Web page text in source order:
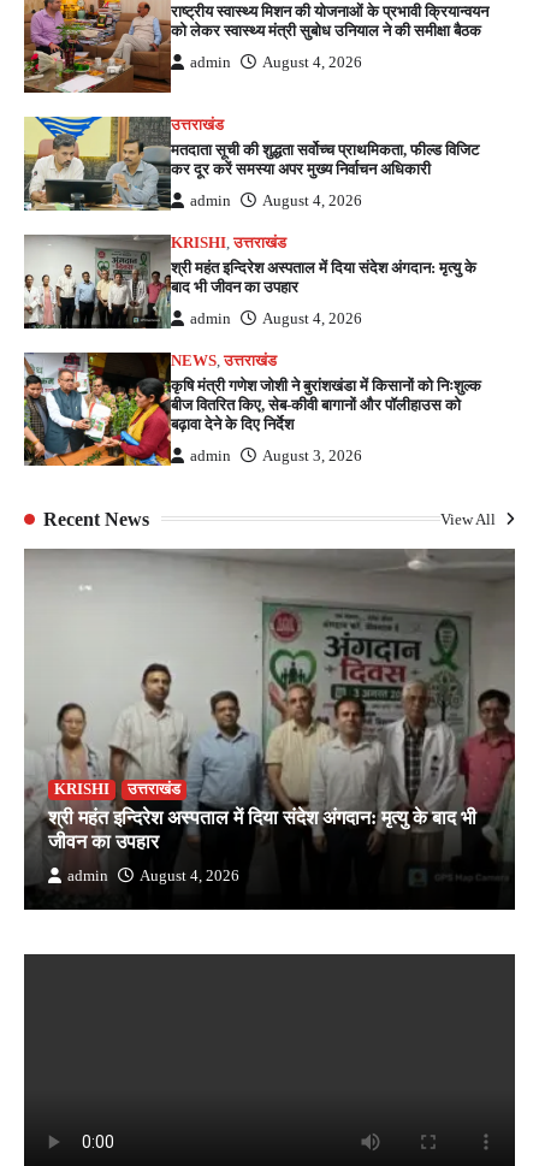
राष्ट्रीय स्वास्थ्य मिशन की योजनाओं के प्रभावी क्रियान्वयन
को लेकर स्वास्थ्य मंत्री सुबोध उनियाल ने की समीक्षा बैठक
admin August 4, 2026
उत्तराखंड
मतदाता सूची की शुद्धता सर्वोच्च प्राथमिकता, फील्ड विजिट
कर दूर करें समस्या अपर मुख्य निर्वाचन अधिकारी
admin August 4, 2026
KRISHI,उत्तराखंड
श्री महंत इन्दिरेश अस्पताल में दिया संदेश अंगदान: मृत्यु के
बाद भी जीवन का उपहार
admin August 4, 2026
NEWS,उत्तराखंड
कृषि मंत्री गणेश जोशी ने बुरांशखंडा में किसानों को निःशुल्क
बीज वितरित किए, सेब-कीवी बागानों और पॉलीहाउस को
बढ़ावा देने के दिए निर्देश
admin August 3, 2026
Recent News View All
KRISHI उत्तराखंड
श्री महंत इन्दिरेश अस्पताल में दिया संदेश अंगदान: मृत्यु के बाद भी
जीवन का उपहार
admin August 4, 2026